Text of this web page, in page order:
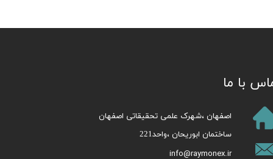
با ما
info@raymonex.ir
​اصفهان ،شهرک علمی تحقیقاتی اصفهان
ساختمان ابوریحان ،واحد221​​​​​​​